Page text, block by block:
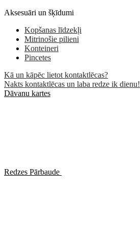
Aksesuāri un šķīdumi
Kopšanas līdzekļi
Mitrinošie pilieni
Konteineri
Pincetes
Kā un kāpēc lietot kontaktlēcas?
Nakts kontaktlēcas un laba redze ik dienu!
Dāvanu kartes
Redzes Pārbaude